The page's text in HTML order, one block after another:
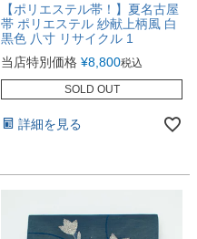
【ポリエステル帯！】夏名古屋
帯 ポリエステル 紗献上柄風 白
黒色 八寸 リサイクル 1
当店特別価格 ¥8,800税込
SOLD OUT
詳細を見る